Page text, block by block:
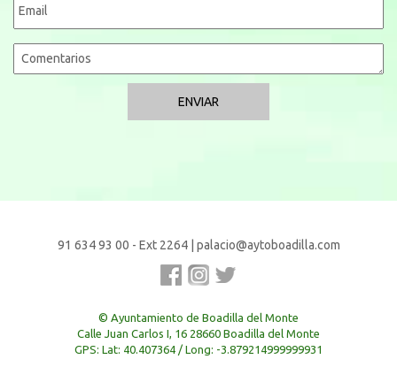
91 634 93 00 - Ext 2264| palacio@aytoboadilla.com
© Ayuntamiento de Boadilla del Monte
Calle Juan Carlos I, 16 28660 Boadilla del Monte
GPS: Lat: 40.407364 / Long: -3.879214999999931